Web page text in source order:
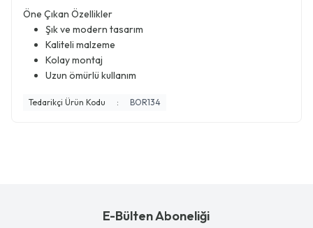
Öne Çıkan Özellikler
Şık ve modern tasarım
Kaliteli malzeme
Kolay montaj
Uzun ömürlü kullanım
Tedarikçi Ürün Kodu : BOR134
E-Bülten Aboneliği